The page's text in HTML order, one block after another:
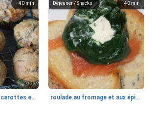
40 min
Muffins géants aux carottes et à la banane de Nif
40 min
Déjeuner / Snacks
roulade au fromage et aux épinards